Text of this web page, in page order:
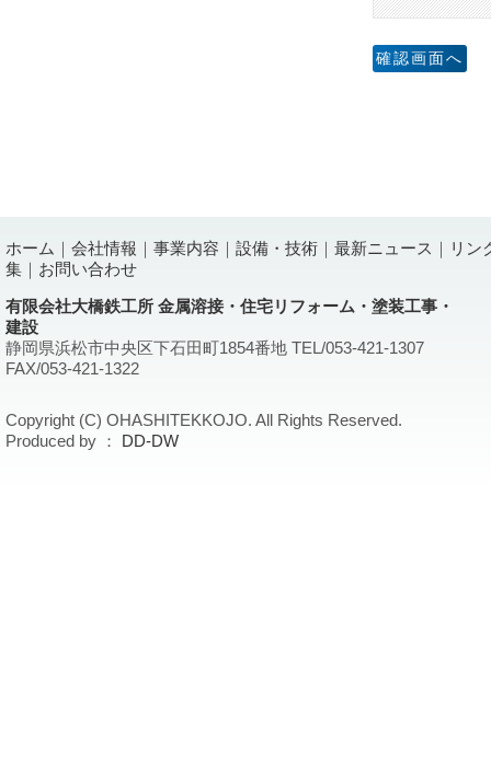
ホーム 会社情報 事業内容 設備・技術 最新ニュース
リン
集
お問い合わせ
有限会社大橋鉄工所 金属溶接・住宅リフォーム・塗装工事・
建設
静岡県浜松市中央区下石田町1854番地 TEL/053-421-1307
FAX/053-421-1322
Copyright (C) OHASHITEKKOJO. All Rights Reserved.
Produced by ：
DD-DW